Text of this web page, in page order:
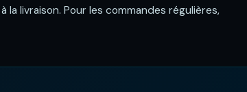
la livraison. Pour les commandes régulières,